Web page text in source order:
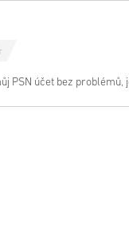
PSN účet bez